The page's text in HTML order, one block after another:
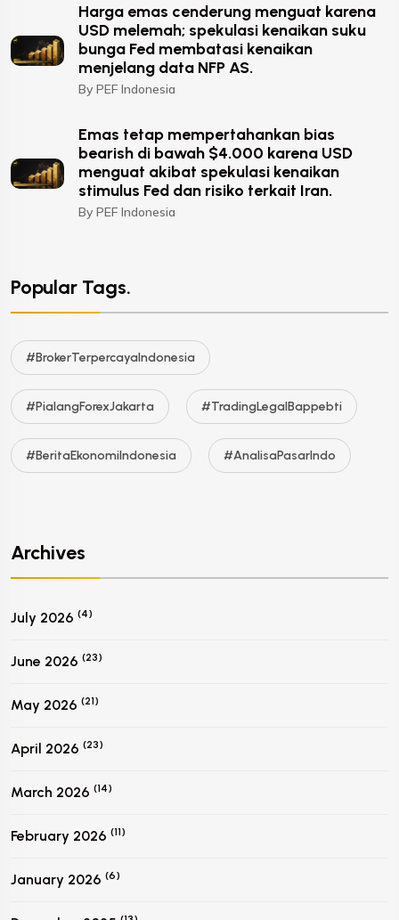
Harga emas cenderung menguat karena
USD melemah; spekulasi kenaikan suku
bunga Fed membatasi kenaikan
menjelang data NFP AS.
By PEF Indonesia
Emas tetap mempertahankan bias
bearish di bawah $4.000 karena USD
menguat akibat spekulasi kenaikan
stimulus Fed dan risiko terkait Iran.
By PEF Indonesia
Popular Tags.
#BrokerTerpercayaIndonesia
#PialangForexJakarta #TradingLegalBappebti
#BeritaEkonomiIndonesia #AnalisaPasarIndo
Archives
July 2026 (4)
June 2026 (23)
May 2026 (21)
April 2026 (23)
March 2026 (14)
February 2026 (11)
January 2026 (6)